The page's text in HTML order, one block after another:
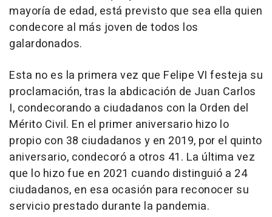
mayoría de edad, está previsto que sea ella quien
condecore al más joven de todos los
galardonados.
Esta no es la primera vez que Felipe VI festeja su
proclamación, tras la abdicación de Juan Carlos
I, condecorando a ciudadanos con la Orden del
Mérito Civil. En el primer aniversario hizo lo
propio con 38 ciudadanos y en 2019, por el quinto
aniversario, condecoró a otros 41. La última vez
que lo hizo fue en 2021 cuando distinguió a 24
ciudadanos, en esa ocasión para reconocer su
servicio prestado durante la pandemia.